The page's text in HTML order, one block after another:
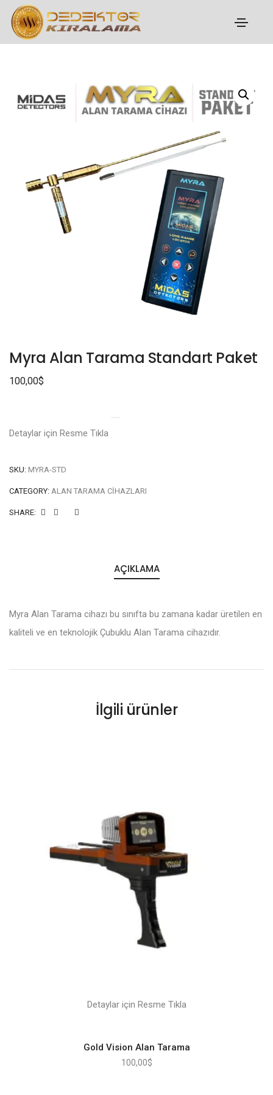
Myra Alan Tarama Standart Paket
100,00$
Detaylar için Resme Tıkla
SKU: MYRA-STD
CATEGORY: ALAN TARAMA CIHAZLARI
SHARE:
AÇIKLAMA
Myra Alan Tarama cihazı bu sınıfta bu zamana kadar üretilen en
kaliteli ve en teknolojik Çubuklu Alan Tarama cihazıdır.
İlgili ürünler
Detaylar için Resme Tıkla
Gold Vision Alan Tarama
100,00$